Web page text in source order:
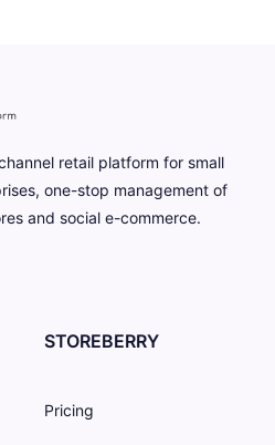
retail platform for small
one-stop management of
and social e-commerce.
STOREBERRY
Pricing